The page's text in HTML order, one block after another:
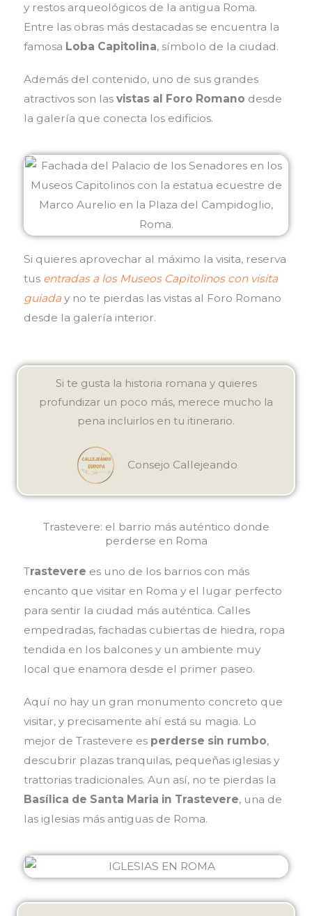
y restos arqueológicos de la antigua Roma.
Entre las obras más destacadas se encuentra la
famosa Loba Capitolina, símbolo de la ciudad.
Además del contenido, uno de sus grandes
atractivos son las vistas al Foro Romano desde
la galería que conecta los edificios.
Si quieres aprovechar al máximo la visita, reserva
tus entradas a los Museos Capitolinos con visita
guiada y no te pierdas las vistas al Foro Romano
desde la galería interior.
Si te gusta la historia romana y quieres
profundizar un poco más, merece mucho la
pena incluirlos en tu itinerario.
Consejo Callejeando
Trastevere: el barrio más auténtico donde
perderse en Roma
Trastevere es uno de los barrios con más
encanto que visitar en Roma y el lugar perfecto
para sentir la ciudad más auténtica. Calles
empedradas, fachadas cubiertas de hiedra, ropa
tendida en los balcones y un ambiente muy
local que enamora desde el primer paseo.
Aquí no hay un gran monumento concreto que
visitar, y precisamente ahí está su magia. Lo
mejor de Trastevere es perderse sin rumbo,
descubrir plazas tranquilas, pequeñas iglesias y
trattorias tradicionales. Aun así, no te pierdas la
Basílica de Santa Maria in Trastevere, una de
las iglesias más antiguas de Roma.